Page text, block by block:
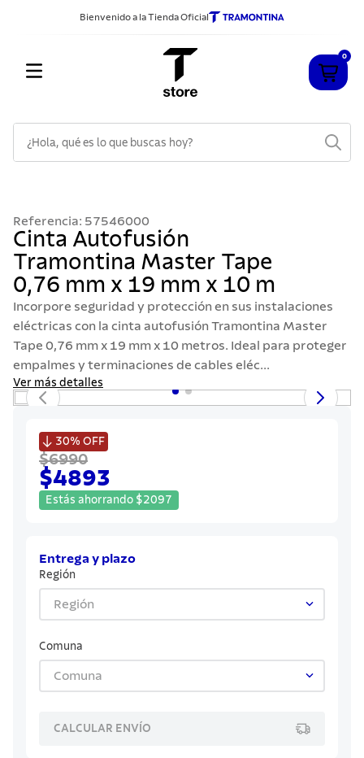
Bienvenido a la Tienda Oficial
0
Referencia: 57546000
Cinta Autofusión
Tramontina Master Tape
0,76 mm x 19 mm x 10 m
Incorpore seguridad y protección en sus instalaciones
eléctricas con la cinta autofusión Tramontina Master
Tape 0,76 mm x 19 mm x 10 metros. Ideal para proteger
empalmes y terminaciones de cables eléc...
Ver más detalles
 30% OFF
$6990
$4893
Estás ahorrando $2097
Entrega y plazo
Región
Región
Comuna
Comuna
CALCULAR ENVÍO
2.
sarten
3.
cubiertos
4 .
ollas
acero inoxidable
6.
grano
7
442
solar
cuchillo
10. termo